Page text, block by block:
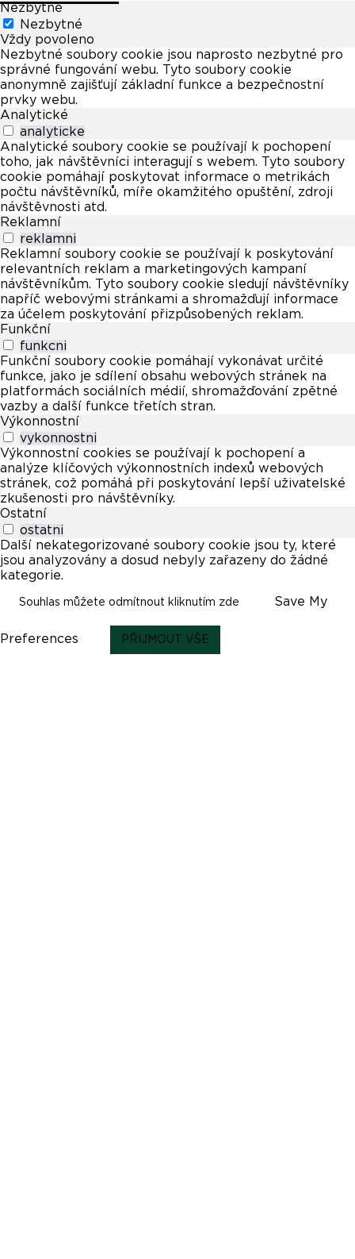
Nezbytné
Nezbytné
Vždy povoleno
Nezbytné soubory cookie jsou naprosto nezbytné pro
správné fungování webu. Tyto soubory cookie
anonymně zajišťují základní funkce a bezpečnostní
prvky webu.
Analytické
analyticke
Analytické soubory cookie se používají k pochopení
toho, jak návštěvníci interagují s webem. Tyto soubory
cookie pomáhají poskytovat informace o metrikách
počtu návštěvníků, míře okamžitého opuštění, zdroji
návštěvnosti atd.
Reklamní
reklamni
Reklamní soubory cookie se používají k poskytování
relevantních reklam a marketingových kampaní
návštěvníkům. Tyto soubory cookie sledují návštěvníky
napříč webovými stránkami a shromažďují informace
za účelem poskytování přizpůsobených reklam.
Funkční
funkcni
Funkční soubory cookie pomáhají vykonávat určité
funkce, jako je sdílení obsahu webových stránek na
platformách sociálních médií, shromažďování zpětné
vazby a další funkce třetích stran.
Výkonnostní
vykonnostni
Výkonnostní cookies se používají k pochopení a
analýze klíčových výkonnostních indexů webových
stránek, což pomáhá při poskytování lepší uživatelské
zkušenosti pro návštěvníky.
Ostatní
ostatni
Další nekategorizované soubory cookie jsou ty, které
jsou analyzovány a dosud nebyly zařazeny do žádné
kategorie.
Souhlas můžete odmítnout kliknutím zde Save My
Preferences PŘIJMOUT VŠE